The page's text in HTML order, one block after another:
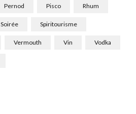
Pernod Pisco Rhum
Soirée Spiritourisme
Vermouth Vin Vodka